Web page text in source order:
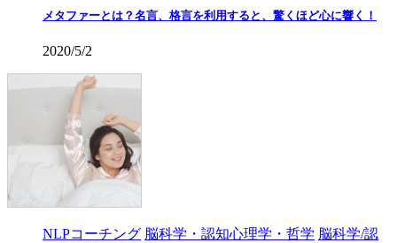
メタファーとは？名言、格言を利用すると、驚くほど心に響く！
2020/5/2
NLPコーチング 脳科学・認知心理学・哲学 脳科学/認